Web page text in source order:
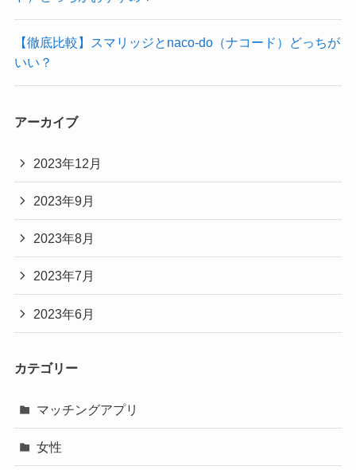
【徹底比較】スマリッジとnaco-do（ナコード）どっちが
いい？
アーカイブ
2023年12月
2023年9月
2023年8月
2023年7月
2023年6月
カテゴリー
マッチングアプリ
女性